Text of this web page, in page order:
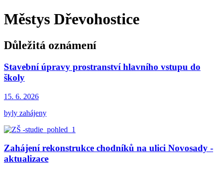
Městys Dřevohostice
Důležitá oznámení
Stavební úpravy prostranství hlavního vstupu do
školy
15. 6. 2026
byly zahájeny
Zahájení rekonstrukce chodníků na ulici Novosady -
aktualizace